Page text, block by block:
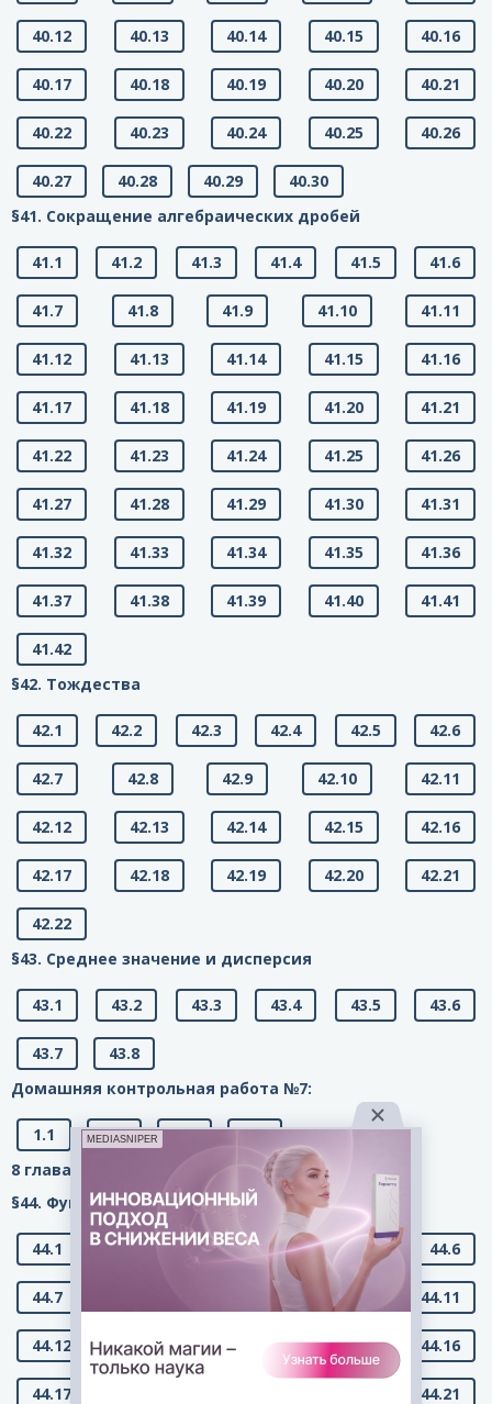
40.12 40.13 40.14 40.15 40.16
40.17 40.18 40.19 40.20 40.21
40.22 40.23 40.24 40.25 40.26
40.27 40.28 40.29
40.30
§41. Сокращение алгебраических дробей
41.1 41.2 41.3 41.4 41.5 41.6
41.7 41.8 41.9 41.10 41.11
41.12 41.13 41.14 41.15 41.16
41.17 41.18 41.19 41.20 41.21
41.22 41.23 41.24 41.25 41.26
41.27 41.28 41.29 41.30 41.31
41.32 41.33 41.34 41.35 41.36
41.37 41.38 41.39 41.40 41.41
41.42
§42. Тождества
42.1 42.2 42.3 42.4 42.5 42.6
42.7 42.8 42.9 42.10 42.11
42.12 42.13 42.14 42.15 42.16
42.17 42.18 42.19 42.20 42.21
42.22
§43. Среднее значение и дисперсия
43.1 43.2 43.3 43.4 43.5 43.6
43.7
43.8
Домашняя контрольная работа №7:
1.1 1.2 2.1
2.2
8 глава. Номера с 44.1 по 47.8 (Функция у = x2.)
§44. Функция у = х2 и её график
44.1 44.2 44.3 44.4 44.5 44.6
44.7 44.10 44.11
44.12 44.13 44.14 44.15 44.16
44.17 44.21
MEDIASNIPER